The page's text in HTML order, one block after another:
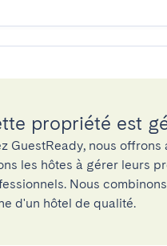
propriété est
GuestReady, nous
les hôtes à gérer leurs
Nous
d'un hôtel de qualité.